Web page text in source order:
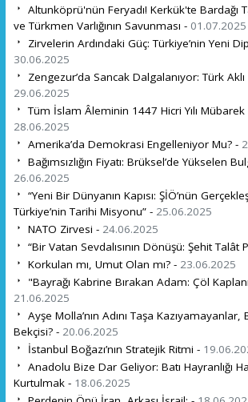
Altunköprü'nün Feryadı! Kerkük'te Bardağı
ve Türkmen Varlığının Savunması - 01.07.2025
Zirvelerin Ardındaki Güç: Türkiye’nin Yeni
30.06.2025
Zengezur’da Sancak Dalgalanıyor: Türk
29.06.2025
Tüm İslam Âleminin 1447 Hicri Yılı
28.06.2025
Amerika’da Demokrasi Engelleniyor Mu? -
Bağımsızlığın Fiyatı: Brüksel’de Yükselen
26.06.2025
“Yeni Bir Dünyanın Kapısı: ŞİÖ’nün
Türkiye’nin Tarihi Misyonu” - 25.06.2025
NATO Zirvesi - 24.06.2025
“Bir Vatan Sevdalısının Dönüşü: Şehit Talât
Korkulan mı, Umut Olan mı? - 23.06.2025
"Bayrağı Kabrine Bırakan Adam: Çöl
21.06.2025
Ayşe Molla’nın Adını Taşa
Bekçisi? - 20.06.2025
İstanbul Boğazı’nın Stratejik Ritmi -
Anadolu Bize Dar Geliyor: Batı Hayranlığı
Kurtulmak - 18.06.2025